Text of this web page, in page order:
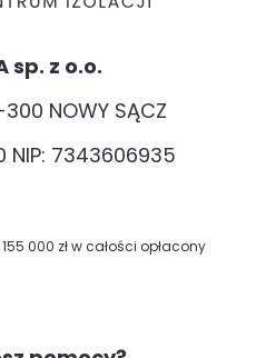
sp. z o.o.
NOWY SĄCZ
NIP: 7343606935
000 zł w całości opłacony